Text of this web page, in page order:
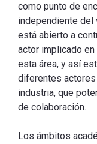
como punto de
independiente
está abierto a
actor implicado
esta área, y así
diferentes
industria, que
de colaboración.
Los ámbitos